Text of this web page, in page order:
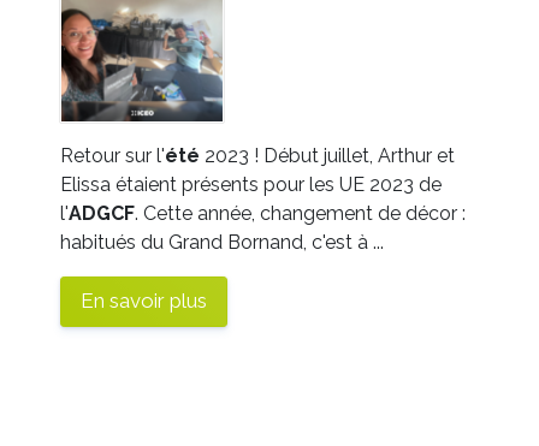
Retour sur l'été 2023 ! Début juillet, Arthur et
Elissa étaient présents pour les UE 2023 de
l'ADGCF. Cette année, changement de décor :
habitués du Grand Bornand, c'est à ...
En savoir plus